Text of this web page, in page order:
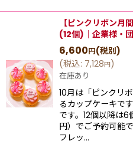
【ピンクリボン月
(12個)｜企業様・
6,600円(税別)
(税込: 7,128円)
在庫あり
10月は「ピンクリ
るカップケーキで
です。12個以降は
円）でご予約可能
フレッ…